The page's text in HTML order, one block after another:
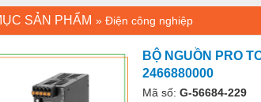
SẢN PHẨM » Điện công nghiệp
BỘ NGUỒN PRO
2466880000
Mã số: G-56684-229